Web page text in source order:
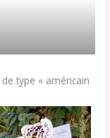
de type « américain